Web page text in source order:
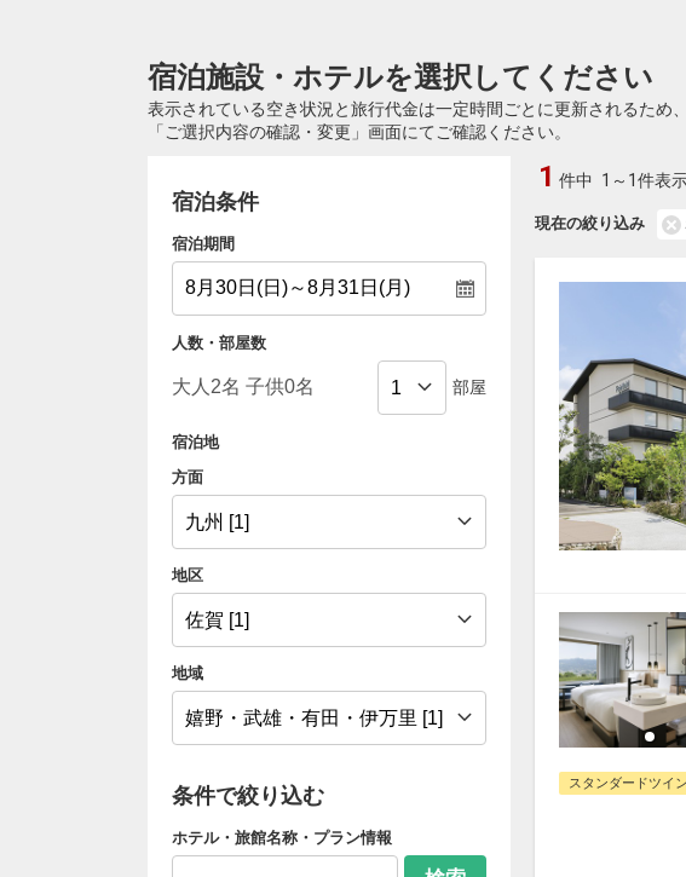
宿泊施設・ホテルを選択してください
表示されている空き状況と旅行代金は一定時間ごとに更新されるた
「ご選択内容の確認・変更」画面にてご確認ください。
宿泊条件
宿泊期間
人数・部屋数
部屋
宿泊地
方面
地区
地域
条件で絞り込む
ホテル・旅館名称・プラン情報
現在の絞り込み
1 件中 1～1件表
スタンダードツイ